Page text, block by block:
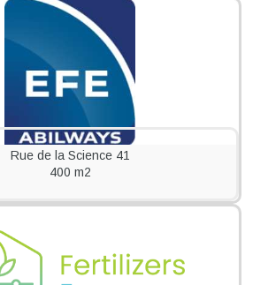
Rue de la Science 41
400 m2